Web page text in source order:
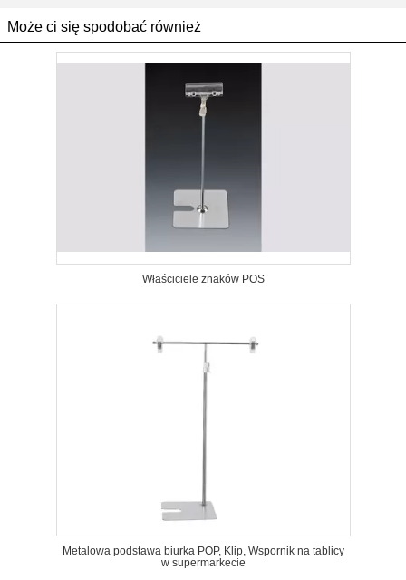
Może ci się spodobać również
Właściciele znaków POS
Metalowa podstawa biurka POP, Klip, Wspornik na tablicy
w supermarkecie